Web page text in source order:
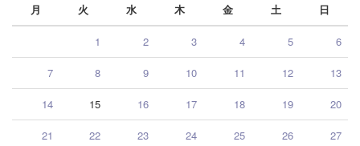
月
火 水 木 金 土 日
1 2 3 4 5 6
7 8 9 10 11 12 13
14 15 16 17 18 19 20
21 22 23 24 25 26 27